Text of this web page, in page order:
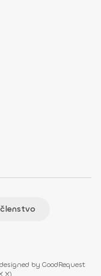
by GoodRequest
)